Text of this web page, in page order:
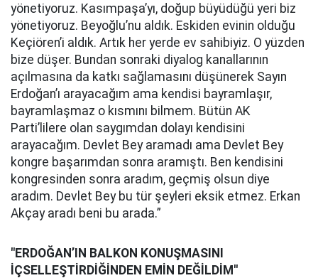
yönetiyoruz. Kasımpaşa’yı, doğup büyüdüğü yeri biz
yönetiyoruz. Beyoğlu’nu aldık. Eskiden evinin olduğu
Keçiören’i aldık. Artık her yerde ev sahibiyiz. O yüzden
bize düşer. Bundan sonraki diyalog kanallarının
açılmasına da katkı sağlamasını düşünerek Sayın
Erdoğan’ı arayacağım ama kendisi bayramlaşır,
bayramlaşmaz o kısmını bilmem. Bütün AK
Parti’lilere olan saygımdan dolayı kendisini
arayacağım. Devlet Bey aramadı ama Devlet Bey
kongre başarımdan sonra aramıştı. Ben kendisini
kongresinden sonra aradım, geçmiş olsun diye
aradım. Devlet Bey bu tür şeyleri eksik etmez. Erkan
Akçay aradı beni bu arada.”
"ERDOĞAN’IN BALKON KONUŞMASINI
İÇSELLEŞTİRDİĞİNDEN EMİN DEĞİLDİM''